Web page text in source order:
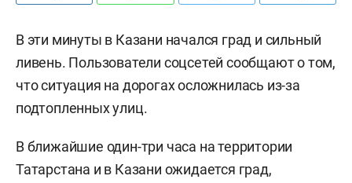
В эти минуты в Казани начался град и сильный
ливень. Пользователи соцсетей сообщают о том,
что ситуация на дорогах осложнилась из-за
подтопленных улиц.
В ближайшие один-три часа на территории
Татарстана и в Казани ожидается град,